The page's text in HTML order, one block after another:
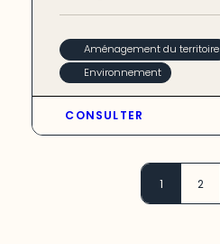
Aménagement du territoire
Environnement
CONSULTER
1 2